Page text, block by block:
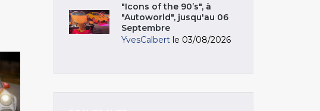
"Icons of the 90’s", à
"Autoworld", jusqu'au 06
Septembre
YvesCalbert le 03/08/2026